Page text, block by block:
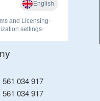
561 034 917
561 034 917